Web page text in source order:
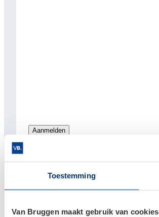
Toestemming
Van Bruggen maakt gebruik van cookies
Links
Hypotheken
Actuele hypotheekrentes